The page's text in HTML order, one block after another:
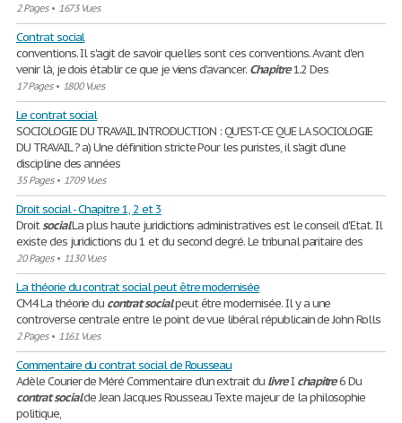
2 Pages• 1673 Vues
Contrat social
conventions. Il s'agit de savoir quelles sont ces conventions. Avant d'en
venir là, je dois établir ce que je viens d'avancer. Chapitre1.2 Des
17 Pages• 1800 Vues
Le contrat social
SOCIOLOGIE DU TRAVAIL INTRODUCTION : QU'EST-CE QUE LA SOCIOLOGIE
DU TRAVAIL ? a) Une définition stricte Pour les puristes, il s'agit d'une
discipline des années
35 Pages• 1709 Vues
Droit social - Chapitre 1, 2 et 3
DroitsocialLa plus haute juridictions administratives est le conseil d'Etat. Il
existe des juridictions du 1 et du second degré. Le tribunal paritaire des
20 Pages• 1130 Vues
La théorie du contrat social peut être modernisée
CM4 La théorie ducontratsocialpeut être modernisée. Il y a une
controverse centrale entre le point de vue libéral républicain de John Rolls
2 Pages• 1161 Vues
Commentaire du contrat social de Rousseau
Adèle Courier de Méré Commentaire d’un extrait dulivreI chapitre6 Du
contratsocialde Jean Jacques Rousseau Texte majeur de la philosophie
politique,